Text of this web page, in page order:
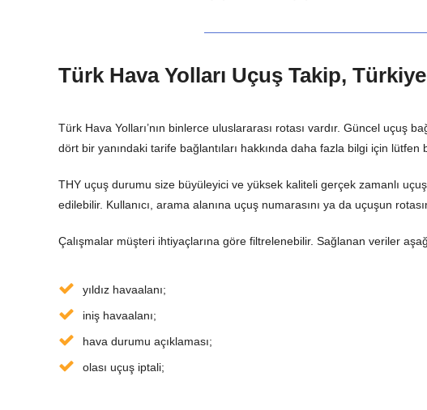
Türk Hava Yolları Uçuş Takip,
Türk Hava Yolları’nın binlerce uluslararası rotası vardır. Güncel uçuş
dört bir yanındaki tarife bağlantıları hakkında daha fazla bilgi için
THY uçuş durumu size büyüleyici ve yüksek kaliteli gerçek zamanlı
edilebilir. Kullanıcı, arama alanına uçuş numarasını ya da uçuşun
Çalışmalar müşteri ihtiyaçlarına göre filtrelenebilir. Sağlanan veriler
yıldız havaalanı;
iniş havaalanı;
hava durumu açıklaması;
olası uçuş iptali;